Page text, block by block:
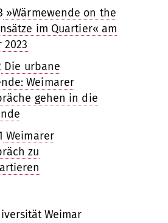
»Wärmewende on the
im Quartier« am
2023
Die urbane
Weimarer
gehen in die
Weimarer
zu
Weimar